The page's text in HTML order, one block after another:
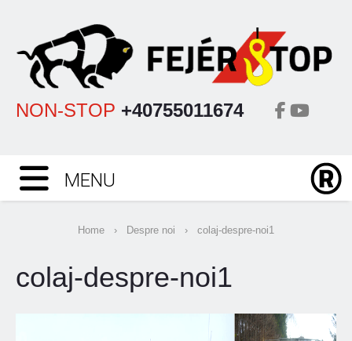
NON-STOP +40755011674
MENU
Home › Despre noi › colaj-despre-noi1
colaj-despre-noi1